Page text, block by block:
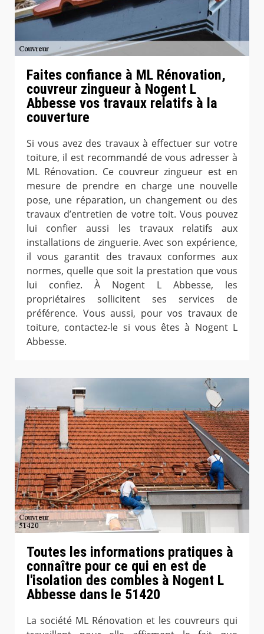
Faites confiance à ML Rénovation,
couvreur zingueur à Nogent L
Abbesse vos travaux relatifs à la
couverture
Si vous avez des travaux à effectuer sur votre
toiture, il est recommandé de vous adresser à
ML Rénovation. Ce couvreur zingueur est en
mesure de prendre en charge une nouvelle
pose, une réparation, un changement ou des
travaux d’entretien de votre toit. Vous pouvez
lui confier aussi les travaux relatifs aux
installations de zinguerie. Avec son expérience,
il vous garantit des travaux conformes aux
normes, quelle que soit la prestation que vous
lui confiez. À Nogent L Abbesse, les
propriétaires sollicitent ses services de
préférence. Vous aussi, pour vos travaux de
toiture, contactez-le si vous êtes à Nogent L
Abbesse.
Toutes les informations pratiques à
connaître pour ce qui en est de
l'isolation des combles à Nogent L
Abbesse dans le 51420
La société ML Rénovation et les couvreurs qui